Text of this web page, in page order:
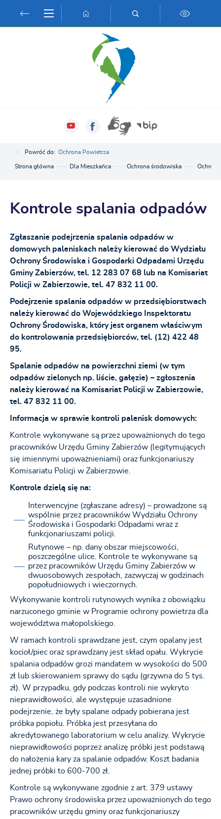
Przejdź do wyszukiwarki.
Przejdź do ustawień wielkości czcionki.
Włącz wersję kontrastową strony.
Powróć do: Ochrona Powietrza
Strona główna Dla Mieszkańca Ochrona środowiska
Kontrole spalania odpadów
Zgłaszanie podejrzenia spalania odpadów w
domowych paleniskach należy kierować do Wydziału
Ochrony Środowiska i Gospodarki Odpadami Urzędu
Gminy Zabierzów, tel. 12 283 07 68 lub na Komisariat
Policji w Zabierzowie, tel. 47 832 11 00.
Podejrzenie spalania odpadów w przedsiębiorstwach
należy kierować do Wojewódzkiego Inspektoratu
Ochrony Środowiska, który jest organem właściwym
do kontrolowania przedsiębiorców, tel. (12) 422 48
95.
Spalanie odpadów na powierzchni ziemi (w tym
odpadów zielonych np. liście, gałęzie) – zgłoszenia
należy kierować na Komisariat Policji w Zabierzowie,
tel. 47 832 11 00.
Informacja w sprawie kontroli palenisk domowych:
Kontrole wykonywane są przez upoważnionych do tego
pracowników Urzędu Gminy Zabierzów (legitymujących
się imiennymi upoważnieniami) oraz funkcjonariuszy
Komisariatu Policji w Zabierzowie.
Kontrole dzielą się na:
Interwencyjne (zgłaszane adresy) – prowadzone są
wspólnie przez pracowników Wydziału Ochrony
Środowiska i Gospodarki Odpadami wraz z
funkcjonariuszami policji.
Rutynowe – np. dany obszar miejscowości,
poszczególne ulice. Kontrole te wykonywane są
przez pracowników Urzędu Gminy Zabierzów w
dwuosobowych zespołach, zazwyczaj w godzinach
popołudniowych i wieczornych.
Wykonywanie kontroli rutynowych wynika z obowiązku
narzuconego gminie w Programie ochrony powietrza dla
województwa małopolskiego.
W ramach kontroli sprawdzane jest, czym opalany jest
kocioł/piec oraz sprawdzany jest skład opału. Wykrycie
spalania odpadów grozi mandatem w wysokości do 500
zł lub skierowaniem sprawy do sądu (grzywna do 5 tys.
zł). W przypadku, gdy podczas kontroli nie wykryto
nieprawidłowości, ale występuje uzasadnione
podejrzenie, że były spalane odpady pobierana jest
próbka popiołu. Próbka jest przesyłana do
akredytowanego laboratorium w celu analizy. Wykrycie
nieprawidłowości poprzez analizę próbki jest podstawą
do nałożenia kary za spalanie odpadów. Koszt badania
jednej próbki to 600-700 zł.
Kontrole są wykonywane zgodnie z art. 379 ustawy
Prawo ochrony środowiska przez upoważnionych do tego
pracowników urzędu gminy oraz funkcjonariuszy